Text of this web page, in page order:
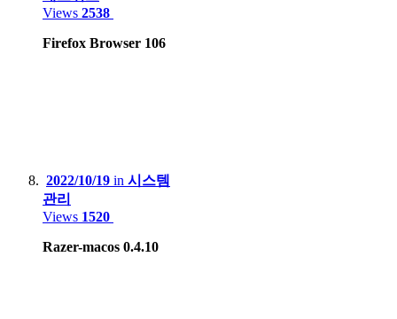
Views 2538
Firefox Browser 106
2022/10/19 in 시스템
관리
Views 1520
Razer-macos 0.4.10